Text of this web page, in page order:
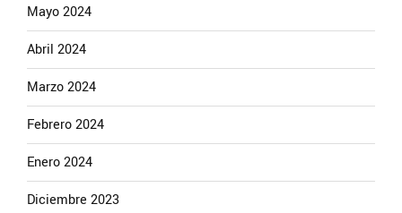
Mayo 2024
Abril 2024
Marzo 2024
Febrero 2024
Enero 2024
Diciembre 2023